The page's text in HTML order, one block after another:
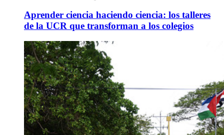
Aprender ciencia haciendo ciencia: los talleres
de la UCR que transforman a los colegios